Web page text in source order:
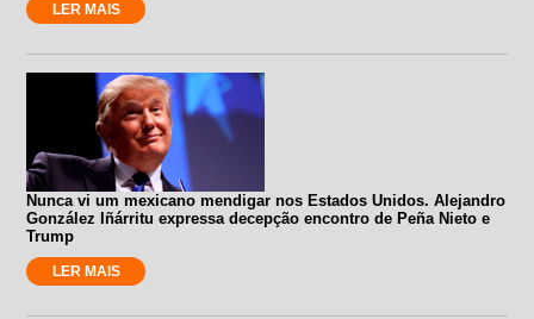
LER MAIS
Nunca vi um mexicano mendigar nos Estados Unidos. Alejandro
González Iñárritu expressa decepção encontro de Peña Nieto e
Trump
LER MAIS